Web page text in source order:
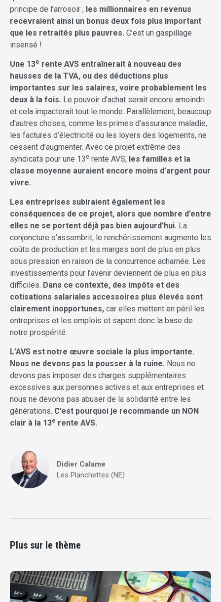
principe de l’arrosoir ; les millionnaires en revenus
recevraient ainsi un bonus deux fois plus important
que les retraités plus pauvres. C’est un gaspillage
insensé !
Une 13e rente AVS entraînerait à nouveau des
hausses de la TVA, ou des déductions plus
importantes sur les salaires, voire probablement les
deux à la fois. Le pouvoir d’achat serait encore amoindri
et cela impacterait tout le monde. Parallèlement, beaucoup
d’autres choses, comme les primes d’assurance maladie,
les factures d’électricité ou les loyers des logements, ne
cessent d’augmenter. Avec ce projet extrême des
syndicats pour une 13 e rente AVS, les familles et la
classe moyenne auraient encore moins d’argent pour
vivre.
Les entreprises subiraient également les
conséquences de ce projet, alors que nombre d’entre
elles ne se portent déjà pas bien aujourd’hui. La
conjoncture s’assombrit, le renchérissement augmente les
coûts de production et les marges sont de plus en plus
sous pression en raison de la concurrence acharnée. Les
investissements pour l’avenir deviennent de plus en plus
difficiles. Dans ce contexte, des impôts et des
cotisations salariales accessoires plus élevés sont
clairement inopportunes, car elles mettent en péril les
entreprises et les emplois et sapent donc la base de
notre prospérité.
L’AVS est notre œuvre sociale la plus importante.
Nous ne devons pas la pousser à la ruine. Nous ne
devons pas imposer des charges supplémentaires
excessives aux personnes actives et aux entreprises et
nous ne devons pas abuser de la solidarité entre les
générations. C’est pourquoi je recommande un NON
clair à la 13e rente AVS.
Didier Calame
Les Planchettes (NE)
Plus sur le thème